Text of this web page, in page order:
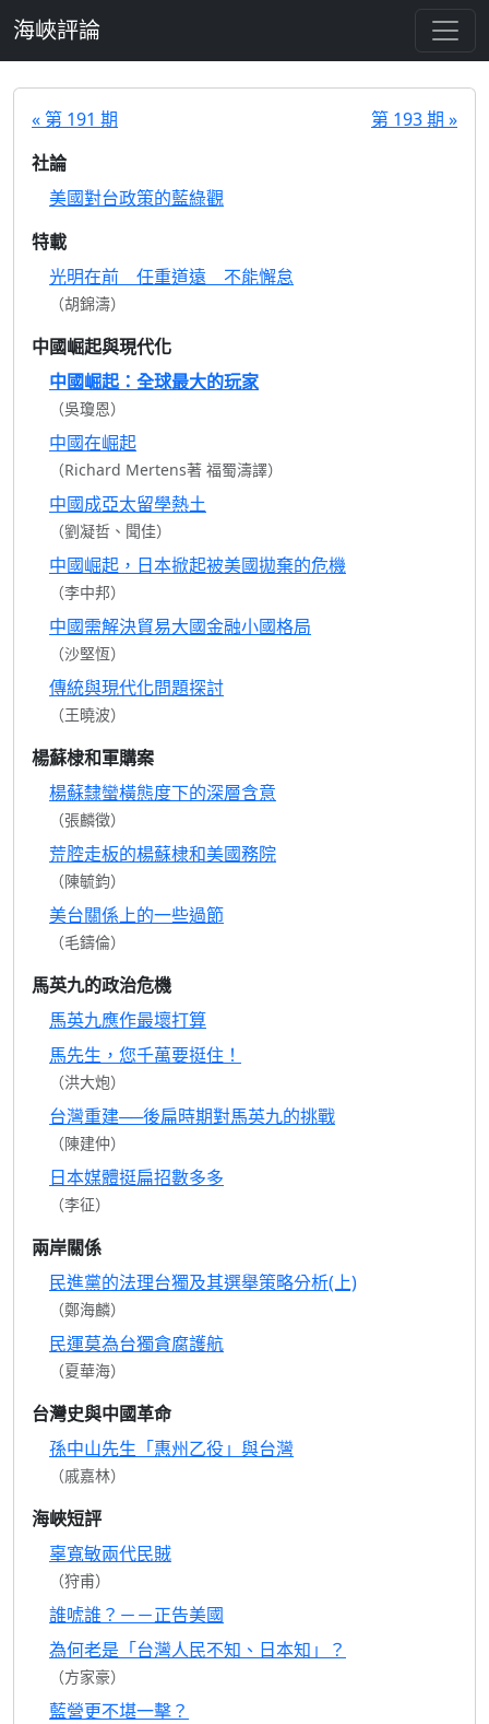
海峽評論
« 第 191 期
第 193 期 »
社論
美國對台政策的藍綠觀
特載
光明在前 任重道遠 不能懈怠
（胡錦濤）
中國崛起與現代化
中國崛起：全球最大的玩家
（吳瓊恩）
中國在崛起
（Richard Mertens著 福蜀濤譯）
中國成亞太留學熱土
（劉凝哲、聞佳）
中國崛起，日本掀起被美國拋棄的危機
（李中邦）
中國需解決貿易大國金融小國格局
（沙堅恆）
傳統與現代化問題探討
（王曉波）
楊蘇棣和軍購案
楊蘇隸蠻橫態度下的深層含意
（張麟徵）
荒腔走板的楊蘇棣和美國務院
（陳毓鈞）
美台關係上的一些過節
（毛鑄倫）
馬英九的政治危機
馬英九應作最壞打算
馬先生，您千萬要挺住！
（洪大炮）
台灣重建──後扁時期對馬英九的挑戰
（陳建仲）
日本媒體挺扁招數多多
（李征）
兩岸關係
民進黨的法理台獨及其選舉策略分析(上)
（鄭海麟）
民運莫為台獨貪腐護航
（夏華海）
台灣史與中國革命
孫中山先生「惠州乙役」與台灣
（戚嘉林）
海峽短評
辜寬敏兩代民賊
（狩甫）
誰唬誰？－－正告美國
為何老是「台灣人民不知、日本知」？
（方家豪）
藍營更不堪一擊？